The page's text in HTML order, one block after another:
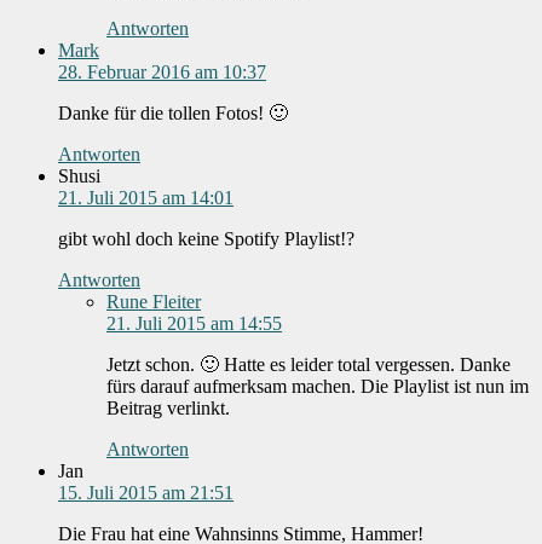
Antworten
Mark
28. Februar 2016 am 10:37
Danke für die tollen Fotos! 🙂
Antworten
Shusi
21. Juli 2015 am 14:01
gibt wohl doch keine Spotify Playlist!?
Antworten
Rune Fleiter
21. Juli 2015 am 14:55
Jetzt schon. 🙂 Hatte es leider total vergessen. Danke
fürs darauf aufmerksam machen. Die Playlist ist nun im
Beitrag verlinkt.
Antworten
Jan
15. Juli 2015 am 21:51
Die Frau hat eine Wahnsinns Stimme, Hammer!